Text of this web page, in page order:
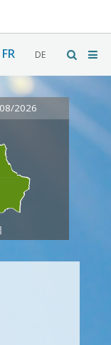
FR DE
2026